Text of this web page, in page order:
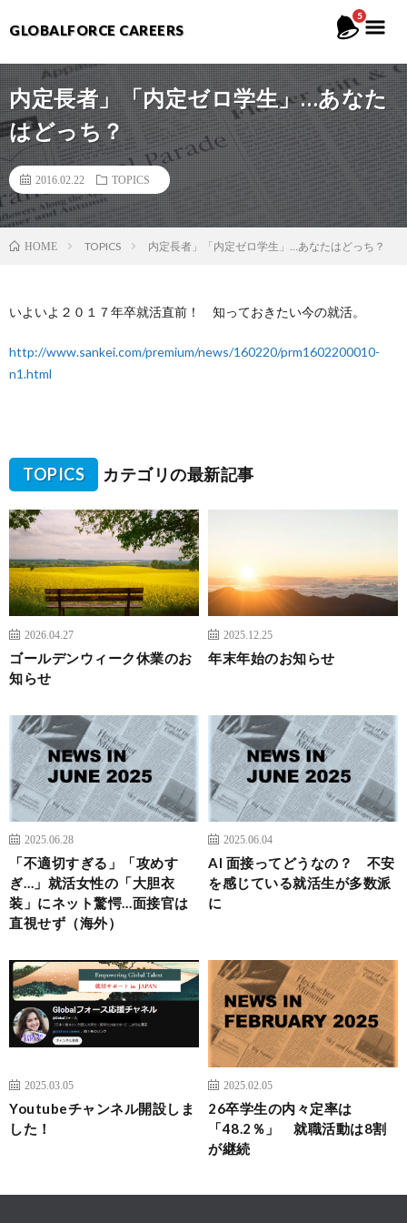
5
GLOBALFORCE CAREERS
内定長者」「内定ゼロ学生」…あなた
はどっち？
2016.02.22 TOPICS
HOME TOPICS 内定長者」「内定ゼロ学生」…あなたはどっち？
いよいよ２０１７年卒就活直前！ 知っておきたい今の就活。
http://www.sankei.com/premium/news/160220/prm1602200010-
n1.html
TOPICS カテゴリの最新記事
2026.04.27
ゴールデンウィーク休業のお
知らせ
2025.12.25
年末年始のお知らせ
2025.06.28
「不適切すぎる」「攻めす
ぎ…」就活女性の「大胆衣
装」にネット驚愕…面接官は
直視せず（海外）
2025.06.04
AI 面接ってどうなの？ 不安
を感じている就活生が多数派
に
2025.03.05
Youtubeチャンネル開設しま
した！
2025.02.05
26卒学生の内々定率は
「48.2％」 就職活動は8割
が継続